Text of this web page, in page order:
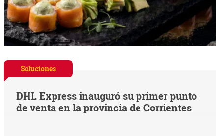
Soluciones
DHL Express inauguró su primer punto
de venta en la provincia de Corrientes